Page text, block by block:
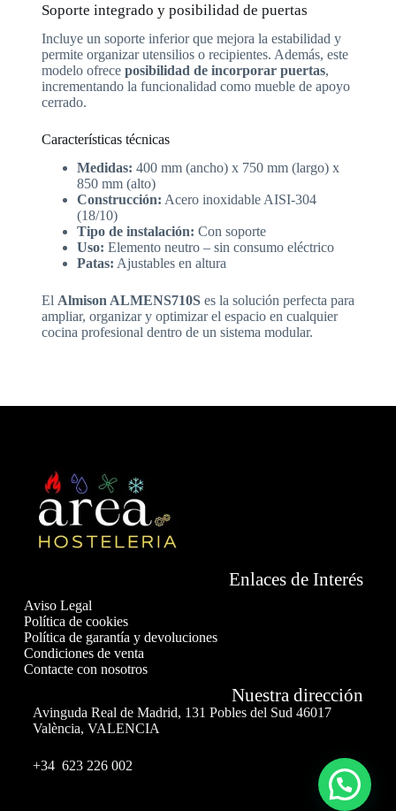
Soporte integrado y posibilidad de puertas
Incluye un soporte inferior que mejora la estabilidad y
permite organizar utensilios o recipientes. Además, este
modelo ofrece posibilidad de incorporar puertas,
incrementando la funcionalidad como mueble de apoyo
cerrado.
Características técnicas
Medidas: 400 mm (ancho) x 750 mm (largo) x
850 mm (alto)
Construcción: Acero inoxidable AISI-304
(18/10)
Tipo de instalación: Con soporte
Uso: Elemento neutro – sin consumo eléctrico
Patas: Ajustables en altura
El Almison ALMENS710Ses la solución perfecta para
ampliar, organizar y optimizar el espacio en cualquier
cocina profesional dentro de un sistema modular.
Enlaces de Interés
Aviso Legal
Política de cookies
Política de garantía y devoluciones
Condiciones de venta
Contacte con nosotros
Nuestra dirección
Avinguda Real de Madrid, 131 Pobles del Sud 46017
València, VALENCIA
+34 623 226 002